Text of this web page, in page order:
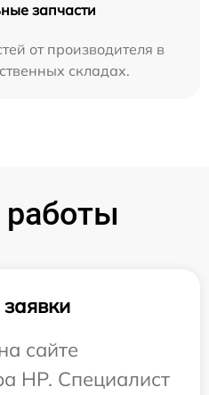
запчасти
от производителя в
складах.
сайте
HP. Специалист